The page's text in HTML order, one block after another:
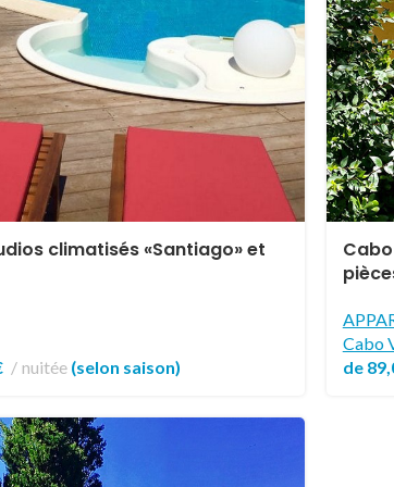
climatisés «Santiago» et
nuitée(selon saison)
Cabo
de